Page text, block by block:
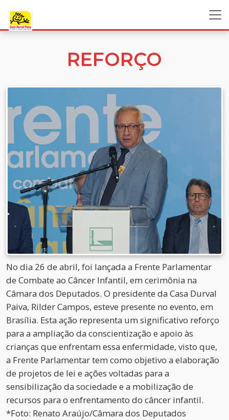
REFORÇO
No dia 26 de abril, foi lançada a Frente Parlamentar
de Combate ao Câncer Infantil, em cerimônia na
Câmara dos Deputados. O presidente da Casa Durval
Paiva, Rilder Campos, esteve presente no evento, em
Brasília. Esta ação representa um significativo reforço
para a ampliação da conscientização e apoio às
crianças que enfrentam essa enfermidade, visto que,
a Frente Parlamentar tem como objetivo a elaboração
de projetos de lei e ações voltadas para a
sensibilização da sociedade e a mobilização de
recursos para o enfrentamento do câncer infantil.
*Foto: Renato Araújo/Câmara dos Deputados